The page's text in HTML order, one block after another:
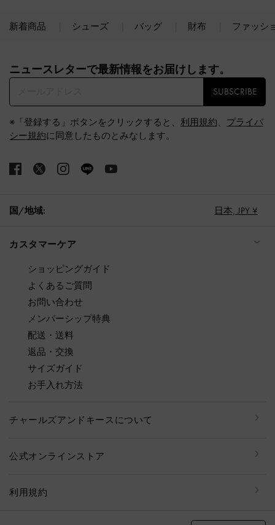
新着商品 シューズ バッグ 財布 ファッシ
ニュースレターで最新情報をお届けします。​
SUBSCRIBE
※「登録する」ボタンをクリックすると、 利用規約、 プライバ
シー規約に同意したものとみなします。
国/地域: 日本, JPY ¥
カスタマーケア
ショッピングガイド
よくあるご質問
お問い合わせ
メンバーシップ特典
配送・送料
返品・交換
サイズガイド
お手入れ方法
チャールズアンドキースについて
公式オンラインストア
利用規約